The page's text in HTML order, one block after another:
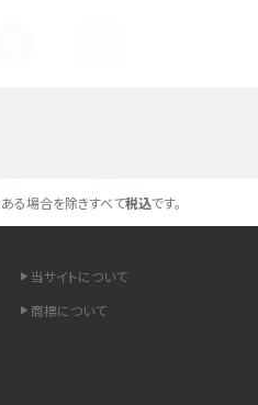
前準備・条件・注意点などを解説
選！設定の確認手順も解説
る場合を除きすべて税込です。
当サイトについて
商標について